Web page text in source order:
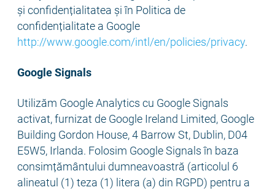
și confidențialitatea și în Politica de
confidențialitate a Google
http://www.google.com/intl/en/policies/privacy.
Google Signals
Utilizăm Google Analytics cu Google Signals
activat, furnizat de Google Ireland Limited, Google
Building Gordon House, 4 Barrow St, Dublin, D04
E5W5, Irlanda. Folosim Google Signals în baza
consimțământului dumneavoastră (articolul 6
alineatul (1) teza (1) litera (a) din RGPD) pentru a